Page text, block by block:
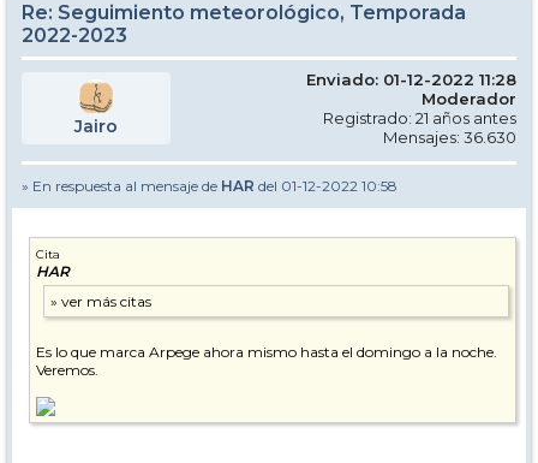
Re: Seguimiento meteorológico, Temporada
2022-2023
Jairo
Enviado: 01-12-2022 11:28
Moderador
Registrado: 21 años antes
Mensajes: 36.630
» En respuesta al mensaje de HAR del 01-12-2022 10:58
Cita
HAR
Es lo que marca Arpege ahora mismo hasta el domingo a la noche.
Veremos.